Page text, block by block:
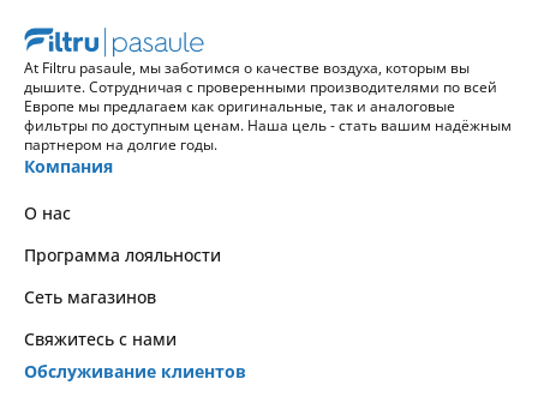
At Filtru pasaule, мы заботимся о качестве воздуха, которым вы
дышите. Сотрудничая с проверенными производителями по всей
Европе мы предлагаем как оригинальные, так и аналоговые
фильтры по доступным ценам. Наша цель - стать вашим надёжным
партнером на долгие годы.
Компания
О нас
Программа лояльности
Сеть магазинов
Свяжитесь с нами
Обслуживание клиентов